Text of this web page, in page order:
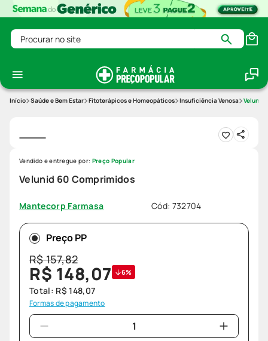
Procurar no site
Saúde e Bem Estar Fitoterápicos e Homeopáticos Insuficiência Venosa Velunid
Velunid 60 Comprimidos
Mantecorp Farmasa Cód: 732704
Vendido e entregue por: Preço Popular
Preço PP
R$157,82
R$ 148,07 6%
Total: R$ 148,07
Formas de pagamento